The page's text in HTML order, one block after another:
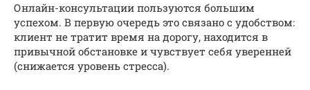
Онлайн-консультации пользуются большим
успехом. В первую очередь это связано с удобством:
клиент не тратит время на дорогу, находится в
привычной обстановке и чувствует себя уверенней
(снижается уровень стресса).